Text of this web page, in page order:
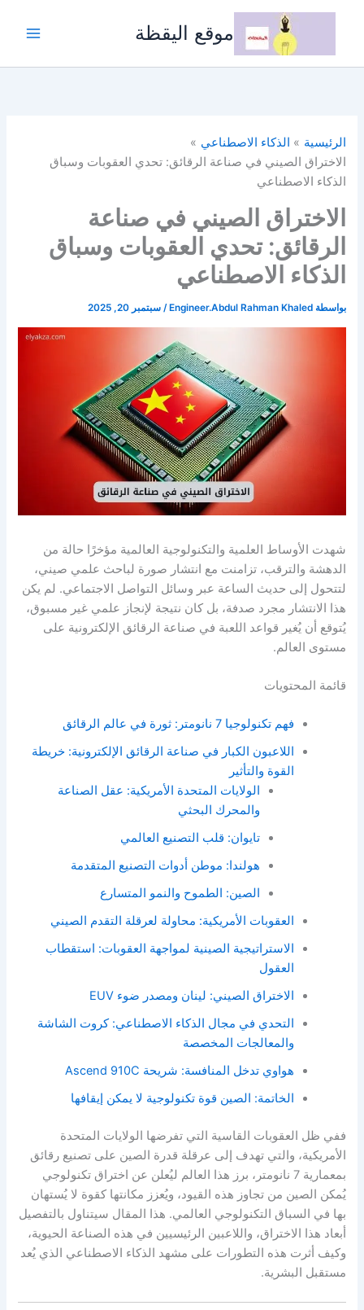
تخطي
موقع اليقظة
الرئيسية
الذكاء الاصطناعي
الاختراق الصيني في صناعة الرقائق: تحدي العقوبات وسباق
الذكاء الاصطناعي
الاختراق الصيني في صناعة
الرقائق: تحدي العقوبات وسباق
الذكاء الاصطناعي
بواسطة Engineer.Abdul Rahman Khaled
/سبتمبر 20, 2025
شهدت الأوساط العلمية والتكنولوجية العالمية مؤخرًا حالة من
الدهشة والترقب، تزامنت مع انتشار صورة لباحث علمي صيني،
لتتحول إلى حديث الساعة عبر وسائل التواصل الاجتماعي. لم يكن
هذا الانتشار مجرد صدفة، بل كان نتيجة لإنجاز علمي غير مسبوق،
يُتوقع أن يُغير قواعد اللعبة في صناعة الرقائق الإلكترونية على
مستوى العالم.
قائمة المحتويات
فهم تكنولوجيا 7 نانومتر: ثورة في عالم الرقائق
اللاعبون الكبار في صناعة الرقائق الإلكترونية: خريطة
القوة والتأثير
الولايات المتحدة الأمريكية: عقل الصناعة
والمحرك البحثي
تايوان: قلب التصنيع العالمي
هولندا: موطن أدوات التصنيع المتقدمة
الصين: الطموح والنمو المتسارع
العقوبات الأمريكية: محاولة لعرقلة التقدم الصيني
الاستراتيجية الصينية لمواجهة العقوبات: استقطاب
العقول
الاختراق الصيني: لينان ومصدر ضوء EUV
التحدي في مجال الذكاء الاصطناعي: كروت الشاشة
والمعالجات المخصصة
هواوي تدخل المنافسة: شريحة Ascend 910C
الخاتمة: الصين قوة تكنولوجية لا يمكن إيقافها
ففي ظل العقوبات القاسية التي تفرضها الولايات المتحدة
الأمريكية، والتي تهدف إلى عرقلة قدرة الصين على تصنيع رقائق
بمعمارية 7 نانومتر، برز هذا العالم ليُعلن عن اختراق تكنولوجي
يُمكن الصين من تجاوز هذه القيود، ويُعزز مكانتها كقوة لا يُستهان
بها في السباق التكنولوجي العالمي. هذا المقال سيتناول بالتفصيل
أبعاد هذا الاختراق، واللاعبين الرئيسيين في هذه الصناعة الحيوية،
وكيف أثرت هذه التطورات على مشهد الذكاء الاصطناعي الذي يُعد
مستقبل البشرية.